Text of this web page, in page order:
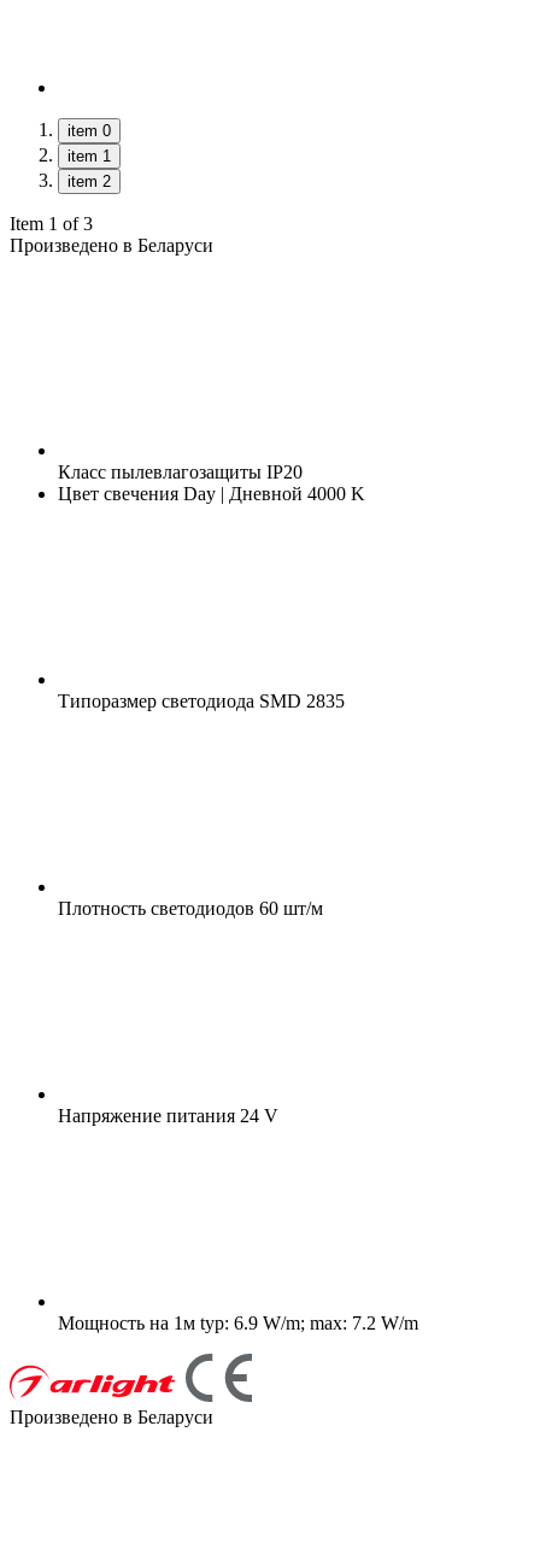
item 0
item 1
item 2
Item 1 of 3
Произведено в Беларуси
Класс пылевлагозащиты IP20
Цвет свечения Day | Дневной 4000 K
Типоразмер светодиода SMD 2835
Плотность светодиодов 60 шт/м
Напряжение питания 24 V
Мощность на 1м typ: 6.9 W/m; max: 7.2 W/m
Произведено в Беларуси